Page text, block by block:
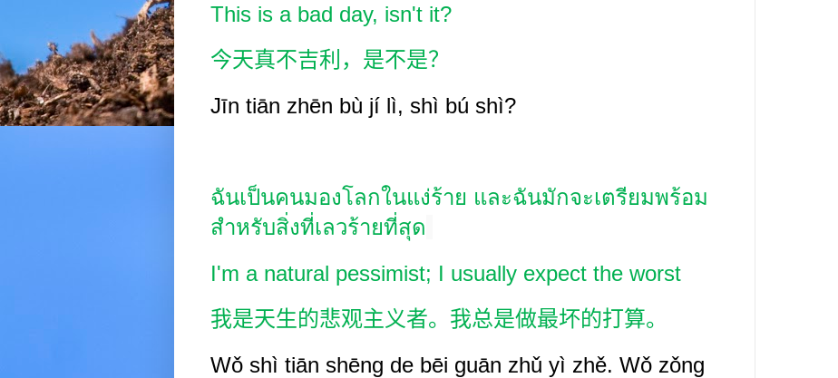
This is a bad day, isn't it?
今天真不吉利，是不是？
Jīn tiān zhēn bù jí lì, shì bú shì?
ฉันเป็นคนมองโลกในแง่ร้าย และฉันมักจะเตรียมพร้อม
สำหรับสิ่งที่เลวร้ายที่สุด
I'm a natural pessimist; I usually expect the worst
我是天生的悲观主义者。我总是做最坏的打算。
Wǒ shì tiān shēng de bēi guān zhǔ yì zhě. Wǒ zǒng